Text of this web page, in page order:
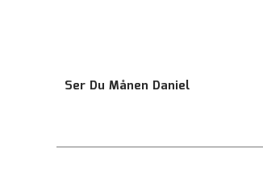
Ser Du Månen Daniel